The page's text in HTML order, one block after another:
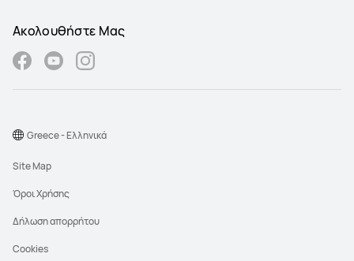
Ακολουθήστε Μας
Site Map
Όροι Χρήσης
Δήλωση απορρήτου
Cookies
Greece - Ελληνικά